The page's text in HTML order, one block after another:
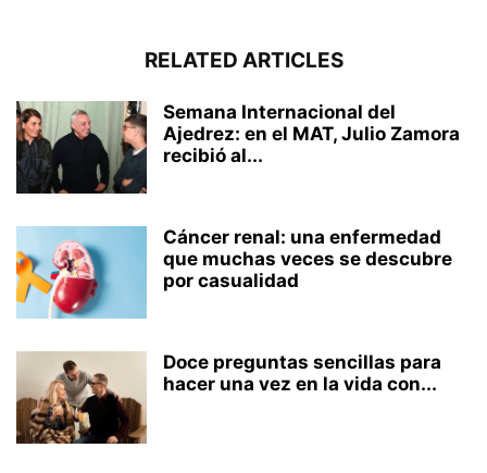
RELATED ARTICLES
Semana Internacional del
Ajedrez: en el MAT, Julio Zamora
recibió al...
Cáncer renal: una enfermedad
que muchas veces se descubre
por casualidad
Doce preguntas sencillas para
hacer una vez en la vida con...